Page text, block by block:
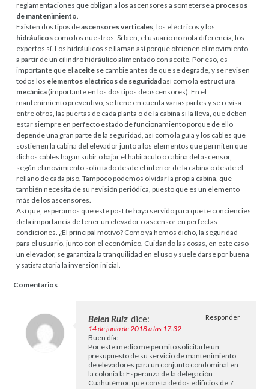
reglamentaciones que obligan a los ascensores a someterse a procesos
de mantenimiento.
Existen dos tipos deascensores verticales, los eléctricos y los
hidráulicos como los nuestros. Si bien, el usuario no nota diferencia, los
expertos sí. Los hidráulicos se llaman así porque obtienen el movimiento
a partir de un cilindro hidráulico alimentado con aceite. Por eso, es
importante que elaceite se cambie antes de que se degrade, y se revisen
todos los elementos eléctricos de seguridadasí como la estructura
mecánica (importante en los dos tipos de ascensores). En el
mantenimiento preventivo, se tiene en cuenta varias partes y se revisa
entre otros, las puertas de cada planta o de la cabina si la lleva, que deben
estar siempre en perfecto estado de funcionamiento porque de ello
depende una gran parte de la seguridad, así como la guía y los cables que
sostienen la cabina del elevador junto a los elementos que permiten que
dichos cables hagan subir o bajar el habitáculo o cabina del ascensor,
según el movimiento solicitado desde el interior de la cabina o desde el
rellano de cada piso. Tampoco podemos olvidar la propia cabina, que
también necesita de su revisión periódica, puesto que es un elemento
más de los ascensores.
Así que, esperamos que este post te haya servido para que te conciencies
de la importancia de tener un elevador o ascensor en perfectas
condiciones. ¿El principal motivo? Como ya hemos dicho, la seguridad
para el usuario, junto con el económico. Cuidando las cosas, en este caso
un elevador, se garantiza la tranquilidad en el uso y suele darse por buena
y satisfactoria la inversión inicial.
Comentarios
Belen Ruíz dice:
14 de junio de 2018 a las 17:32
Buen día:
Por este medio me permito solicitarle un
presupuesto de su servicio de mantenimiento
de elevadores para un conjunto condominal en
la colonia la Esperanza de la delegación
Cuahutémoc que consta de dos edificios de 7
Responder